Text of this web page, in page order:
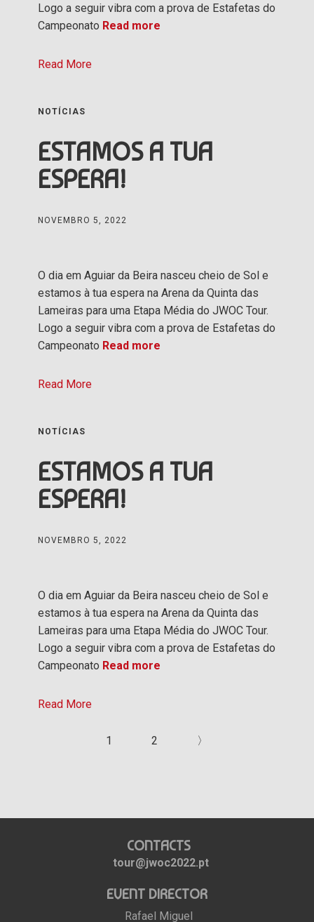
Logo a seguir vibra com a prova de Estafetas do
Campeonato Read more
Read More
NOTÍCIAS
ESTAMOS A TUA
ESPERA!
NOVEMBRO 5, 2022
O dia em Aguiar da Beira nasceu cheio de Sol e
estamos à tua espera na Arena da Quinta das
Lameiras para uma Etapa Média do JWOC Tour.
Logo a seguir vibra com a prova de Estafetas do
Campeonato Read more
Read More
NOTÍCIAS
ESTAMOS A TUA
ESPERA!
NOVEMBRO 5, 2022
O dia em Aguiar da Beira nasceu cheio de Sol e
estamos à tua espera na Arena da Quinta das
Lameiras para uma Etapa Média do JWOC Tour.
Logo a seguir vibra com a prova de Estafetas do
Campeonato Read more
Read More
1 2 〉
CONTACTS
tour@jwoc2022.pt
EVENT DIRECTOR
Rafael Miguel